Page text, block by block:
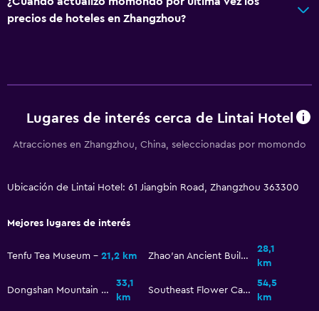
precios de hoteles en Zhangzhou?
Lugares de interés cerca de Lintai Hotel
Atracciones en Zhangzhou, China, seleccionadas por momondo
Ubicación de Lintai Hotel: 61 Jiangbin Road, Zhangzhou 363300
Mejores lugares de interés
Tenfu Tea Museum 21,2 km Zhao'an Ancient Building
28,1
km
Dongshan Mountain National Forest Park Fujian
33,1
km
Southeast Flower Capital Flower Expo Park
54,5
km